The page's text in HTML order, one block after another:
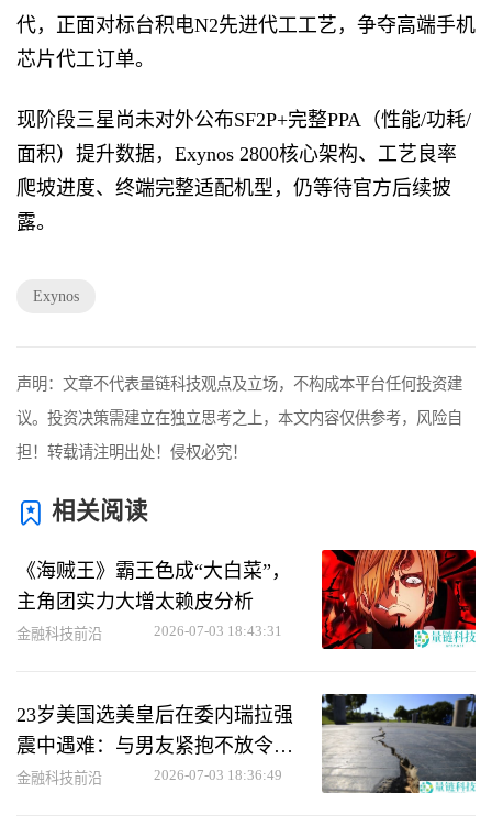
代，正面对标台积电N2先进代工工艺，争夺高端手机
芯片代工订单。
现阶段三星尚未对外公布SF2P+完整PPA（性能/功耗/
面积）提升数据，Exynos 2800核心架构、工艺良率
爬坡进度、终端完整适配机型，仍等待官方后续披
露。
Exynos
声明：文章不代表量链科技观点及立场，不构成本平台任何投资建
议。投资决策需建立在独立思考之上，本文内容仅供参考，风险自
担！转载请注明出处！侵权必究！
相关阅读
《海贼王》霸王色成“大白菜”，
主角团实力大增太赖皮分析
金融科技前沿 2026-07-03 18:43:31
23岁美国选美皇后在委内瑞拉强
震中遇难：与男友紧抱不放令人
心痛
金融科技前沿 2026-07-03 18:36:49